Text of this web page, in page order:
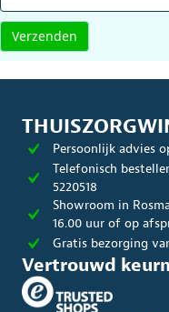
Persoonlijk advies
Telefonisch
5220518
Showroom in
16.00 uur of op
Gratis bezorging
Vertrouwd